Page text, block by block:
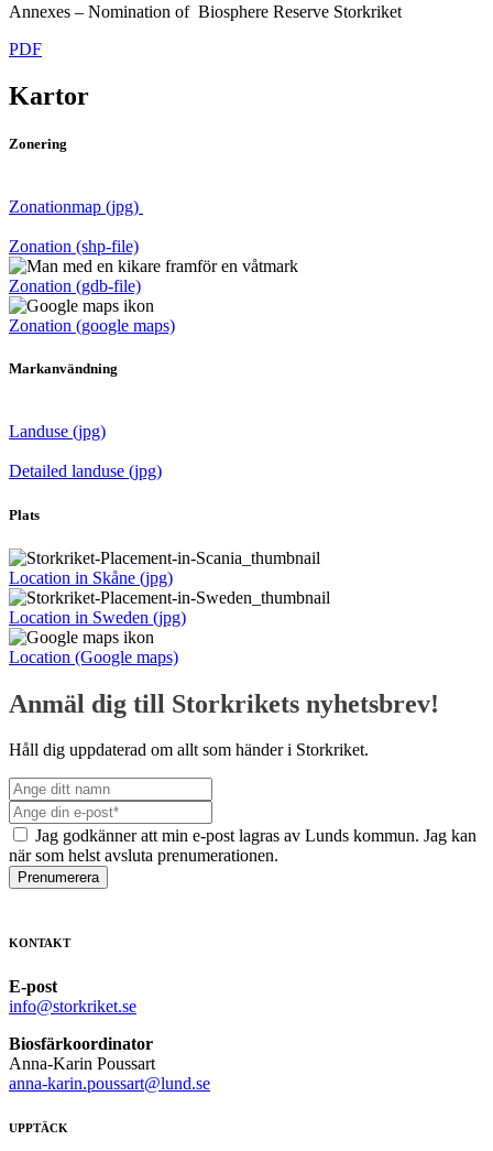
Annexes – Nomination of Biosphere Reserve Storkriket
PDF
Kartor
Zonering
Zonationmap (jpg)
Zonation (shp-file)
Zonation (gdb-file)
Zonation (google maps)
Markanvändning
Landuse (jpg)
Detailed landuse (jpg)
Plats
Location in Skåne (jpg)
Location in Sweden (jpg)
Location (Google maps)
Anmäl dig till Storkrikets nyhetsbrev!
Håll dig uppdaterad om allt som händer i Storkriket.
Jag godkänner att min e-post lagras av Lunds kommun. Jag kan
när som helst avsluta prenumerationen.
Prenumerera
KONTAKT
E-post
info@storkriket.se
Biosfärkoordinator
Anna-Karin Poussart
anna-karin.poussart@lund.se
UPPTÄCK